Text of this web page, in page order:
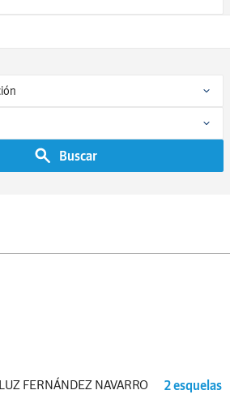
Buscar
FERNÁNDEZ NAVARRO 2 esquelas